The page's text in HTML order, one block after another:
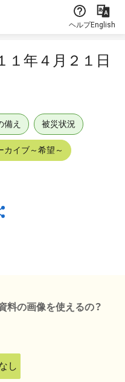
ヘルプEnglish
年４月２１日
備え 被災状況
カイブ～希望～
料の画像を使えるの？
し